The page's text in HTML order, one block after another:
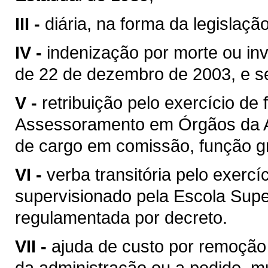
III - diária, na forma da
IV - indenização por morte ou
de 22 de dezembro de 2003, e
V - retribuição pelo exercício de
Assessoramento em Órgãos da
de cargo em comissão, função
VI - verba transitória pelo
supervisionado pela Escola
regulamentada por decreto.
VII - ajuda de custo por